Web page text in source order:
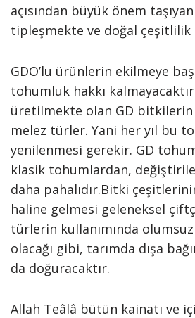
açısından büyük önem
tipleşmekte ve doğal çeşitlilik
GDO’lu ürünlerin ekilmeye
tohumluk hakkı
üretilmekte olan GD bitkilerin
melez türler. Yani her yıl bu
yenilenmesi gerekir. GD
klasik tohumlardan,
daha pahalıdır.Bitki
haline gelmesi geleneksel
türlerin kullanımında
olacağı gibi, tarımda dışa
da doğuracaktır.
Allah Teâlâ bütün kainatı ve